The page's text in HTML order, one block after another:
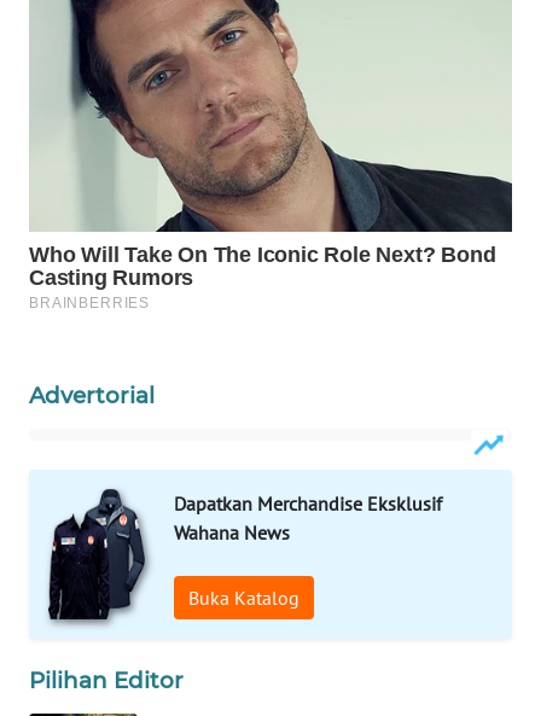
Advertorial
Dapatkan Merchandise Eksklusif
Wahana News
Buka Katalog
Pilihan Editor
WAHANA
UMKM
WAHANA
WAHANA
OTOMOTIF
HEALTH
WISATA
LAPAK
WAHANA
Network